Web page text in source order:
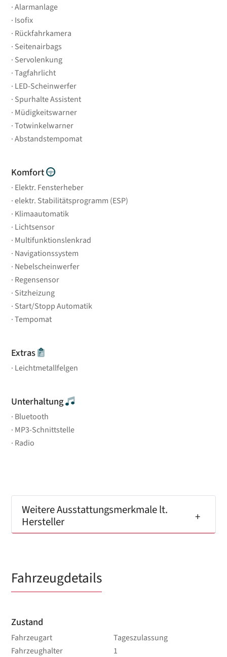
Alarmanlage
Isofix
Rückfahrkamera
Seitenairbags
Servolenkung
Tagfahrlicht
LED-Scheinwerfer
Spurhalte Assistent
Müdigkeitswarner
Totwinkelwarner
Abstandstempomat
Komfort
Elektr. Fensterheber
elektr. Stabilitätsprogramm (ESP)
Klimaautomatik
Lichtsensor
Multifunktionslenkrad
Navigationssystem
Nebelscheinwerfer
Regensensor
Sitzheizung
Start/Stopp Automatik
Tempomat
Extras
Leichtmetallfelgen
Unterhaltung
Bluetooth
MP3-Schnittstelle
Radio
Weitere Ausstattungsmerkmale lt.
Hersteller
Fahrzeugdetails
Zustand
Fahrzeugart
Tageszulassung
Fahrzeughalter
1